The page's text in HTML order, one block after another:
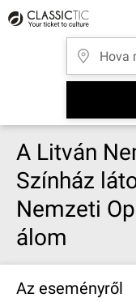
A Litván
Színház
Nemzeti
álom
Az eseményről